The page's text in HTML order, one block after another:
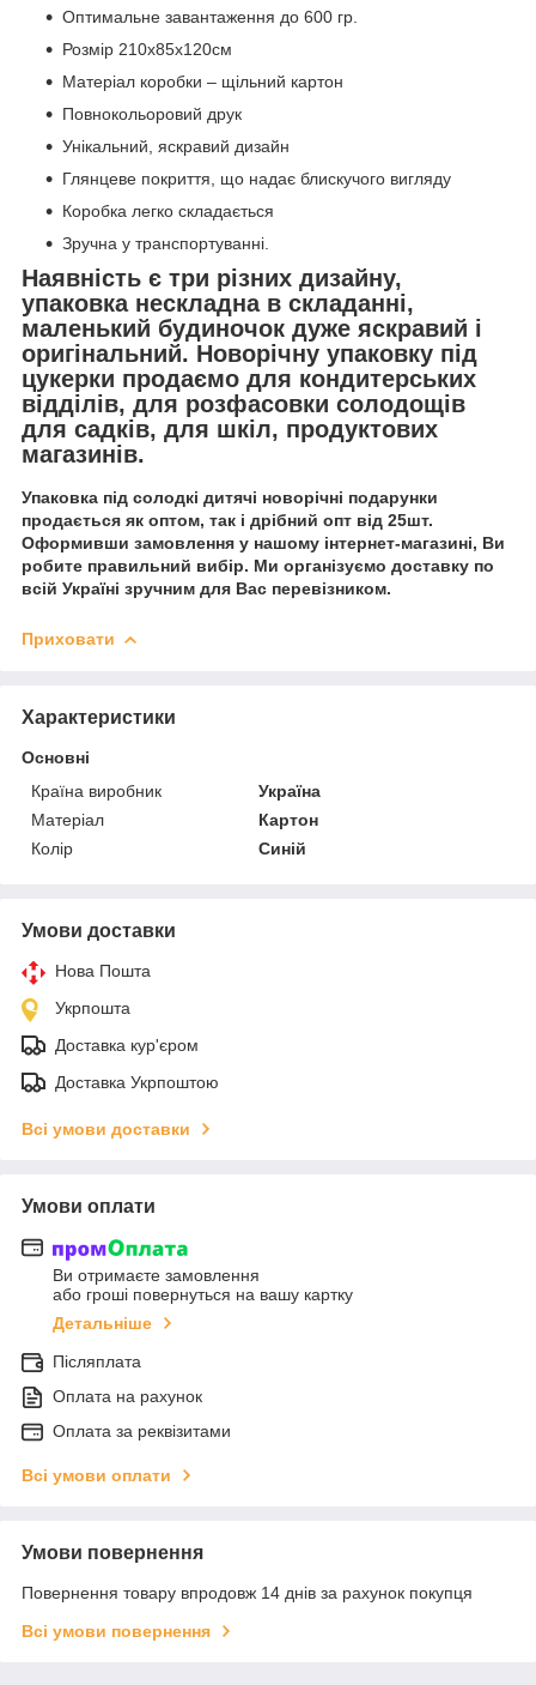
Оптимальне завантаження до 600 гр.
Розмір 210x85x120см
Матеріал коробки – щільний картон
Повнокольоровий друк
Унікальний, яскравий дизайн
Глянцеве покриття, що надає блискучого вигляду
Коробка легко складається
Зручна у транспортуванні.
Наявність є три різних дизайну,
упаковка нескладна в складанні,
маленький будиночок дуже яскравий і
оригінальний. Новорічну упаковку під
цукерки продаємо для кондитерських
відділів, для розфасовки солодощів
для садків, для шкіл, продуктових
магазинів.
Упаковка під солодкі дитячі новорічні подарунки
продається як оптом, так і дрібний опт від 25шт.
Оформивши замовлення у нашому інтернет-магазині, Ви
робите правильний вибір. Ми організуємо доставку по
всій Україні зручним для Вас перевізником.
Приховати
Характеристики
Основні
Країна виробник
Україна
Матеріал
Картон
Колір
Синій
Умови доставки
Нова Пошта
Укрпошта
Доставка кур'єром
Доставка Укрпоштою
Всі умови доставки
Умови оплати
Ви отримаєте замовлення
або гроші повернуться на вашу картку
Детальніше
Післяплата
Оплата на рахунок
Оплата за реквізитами
Всі умови оплати
Умови повернення
Повернення товару впродовж 14 днів за рахунок покупця
Всі умови повернення